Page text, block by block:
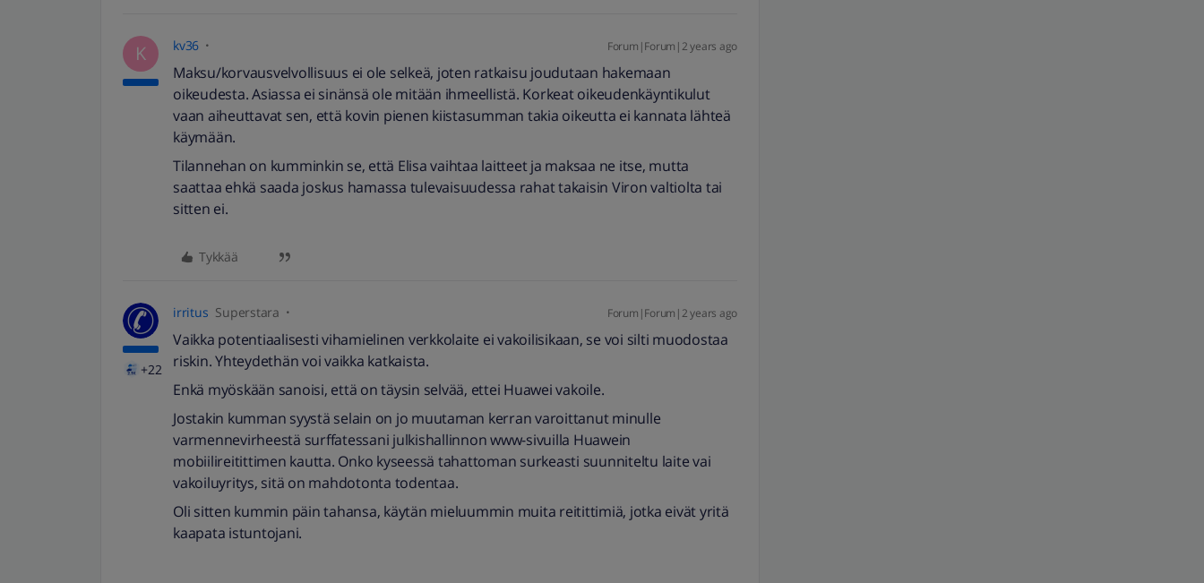
K kv36 Forum|Forum|2 years ago
Maksu/korvausvelvollisuus ei ole selkeä, joten ratkaisu joudutaan hakemaan
oikeudesta. Asiassa ei sinänsä ole mitään ihmeellistä. Korkeat oikeudenkäyntikulut
vaan aiheuttavat sen, että kovin pienen kiistasumman takia oikeutta ei kannata lähteä
käymään.
Tilannehan on kumminkin se, että Elisa vaihtaa laitteet ja maksaa ne itse, mutta
saattaa ehkä saada joskus hamassa tulevaisuudessa rahat takaisin Viron valtiolta tai
sitten ei.
Tykkää
+22
irritus Superstara Forum|Forum|2 years ago
Vaikka potentiaalisesti vihamielinen verkkolaite ei vakoilisikaan, se voi silti muodostaa
riskin. Yhteydethän voi vaikka katkaista.
Enkä myöskään sanoisi, että on täysin selvää, ettei Huawei vakoile.
Jostakin kumman syystä selain on jo muutaman kerran varoittanut minulle
varmennevirheestä surffatessani julkishallinnon www-sivuilla Huawein
mobiilireitittimen kautta. Onko kyseessä tahattoman surkeasti suunniteltu laite vai
vakoiluyritys, sitä on mahdotonta todentaa.
Oli sitten kummin päin tahansa, käytän mieluummin muita reitittimiä, jotka eivät yritä
kaapata istuntojani.